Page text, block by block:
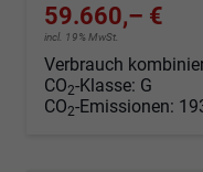
59.660,– €
incl. 19% MwSt.
Verbrauch
CO2-Klasse: G
CO2-Emissionen: